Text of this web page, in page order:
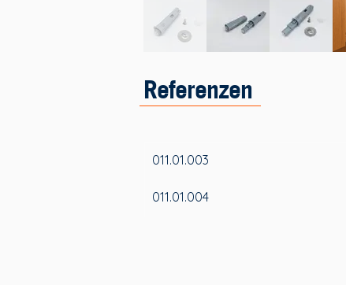
Referenzen
011.01.003
011.01.004